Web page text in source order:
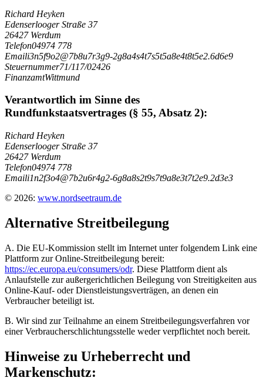
Richard Heyken
Edenserlooger Straße 37
26427 Werdum
Telefon04974 778
Emaili3n5f9o2@7b8u7r3g9-2g8a4s4t7s5t5a8e4t8t5e2.6d6e9
Steuernummer71/117/02426
FinanzamtWittmund
Verantwortlich im Sinne des
Rundfunkstaatsvertrages (§ 55, Absatz 2):
Richard Heyken
Edenserlooger Straße 37
26427 Werdum
Telefon04974 778
Emaili1n2f3o4@7b2u6r4g2-6g8a8s2t9s7t9a8e3t7t2e9.2d3e3
© 2026: www.nordseetraum.de
Alternative Streitbeilegung
A. Die EU-Kommission stellt im Internet unter folgendem Link eine
Plattform zur Online-Streitbeilegung bereit:
https://ec.europa.eu/consumers/odr. Diese Plattform dient als
Anlaufstelle zur außergerichtlichen Beilegung von Streitigkeiten aus
Online-Kauf- oder Dienstleistungsverträgen, an denen ein
Verbraucher beteiligt ist.
B. Wir sind zur Teilnahme an einem Streitbeilegungsverfahren vor
einer Verbraucherschlichtungsstelle weder verpflichtet noch bereit.
Hinweise zu Urheberrecht und
Markenschutz: